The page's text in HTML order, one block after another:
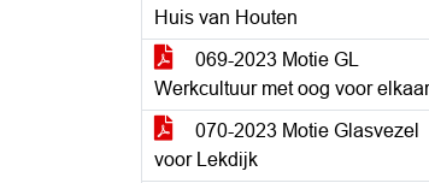
Huis van Houten
069-2023 Motie GL
Werkcultuur met oog voor elkaar
070-2023 Motie Glasvezel
voor Lekdijk